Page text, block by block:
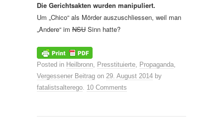
Die Gerichtsakten wurden manipuliert.
Um „Chico“ als Mörder auszuschliessen, weil man
„Andere“ im NSU Sinn hatte?
Posted in Heilbronn, Presstituierte, Propaganda,
Vergessener Beitrag on 29. August 2014 by
fatalistsalterego. 10 Comments